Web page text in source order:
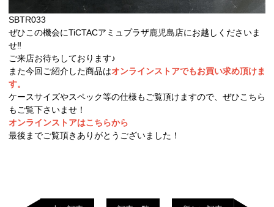
SBTR033
ぜひこの機会にTiCTACアミュプラザ鹿児島店にお越しくださいま
せ‼︎
ご来店お待ちしております♪
また今回ご紹介した商品はオンラインストアでもお買い求め頂けま
す。
ケースサイズやスペック等の仕様もご覧頂けますので、ぜひこちら
もご覧下さいませ！
オンラインストアはこちらから
最後までご覧頂きありがとうございました！